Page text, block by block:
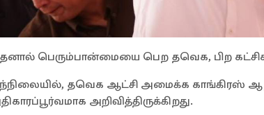
பெரும்பான்மையை பெற தவெக, பிற
தவெக ஆட்சி அமைக்க காங்கிரஸ்
அறிவித்திருக்கிறது.